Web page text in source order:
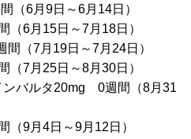
（6月9日～6月14日）
（6月15日～7月18日）
（7月19日～7月24日）
（7月25日～8月30日）
ンバルタ20mg 0週間（8月31
（9月4日～9月12日）